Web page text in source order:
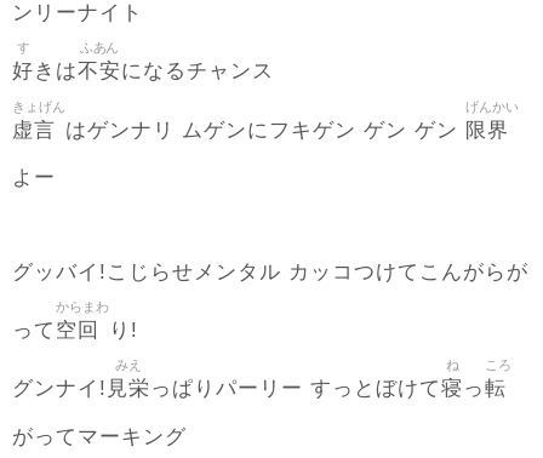
ンリーナイト
好
す
きは不安
ふあん
になるチャンス
虚言
きょげん
はゲンナリ ムゲンにフキゲン ゲン ゲン 限界
げんかい
よー
グッバイ!こじらせメンタル カッコつけてこんがらが
って 空回
からまわ
り!
グンナイ! 見栄
みえ
っぱりパーリー すっとぼけて寝
ね
っ転
ころ
がってマーキング